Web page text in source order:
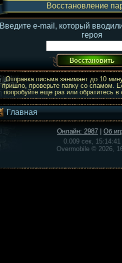
Восстановление
Введите e-mail, который
героя
Отправка письма занимает до 10
пришло, проверьте папку со спамом.
попробуйте еще раз или обратитесь
Главная
Онлайн: 2987
Об
0.009 сек, 15:14:41
Overmobile © 2026,